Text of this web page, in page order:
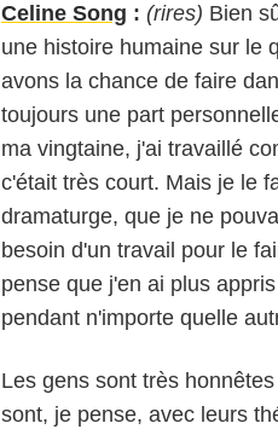
Celine Song : (rires) Bien
une histoire humaine sur le
avons la chance de faire
toujours une part
ma vingtaine, j'ai travaillé
c'était très court. Mais je le
dramaturge, que je ne
besoin d'un travail pour le
pense que j'en ai plus
pendant n'importe quelle
Les gens sont très
sont, je pense, avec leurs